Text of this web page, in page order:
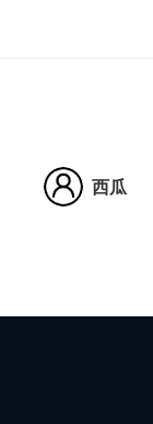
西瓜